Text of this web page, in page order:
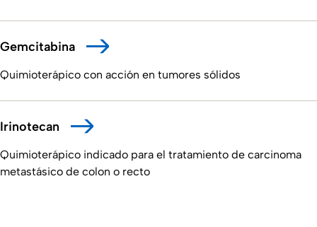
Quimioterápico con acción en tumores sólidos
Gemcitabina
Quimioterápico indicado para el tratamiento de carcinoma
metastásico de colon o recto
Irinotecan